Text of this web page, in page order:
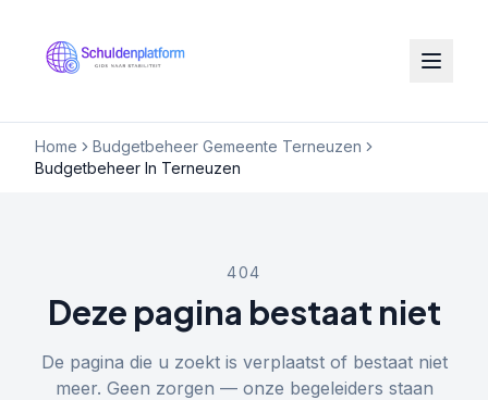
Home
Budgetbeheer Gemeente Terneuzen
Budgetbeheer In Terneuzen
404
Deze pagina bestaat niet
De pagina die u zoekt is verplaatst of bestaat niet
meer. Geen zorgen — onze begeleiders staan